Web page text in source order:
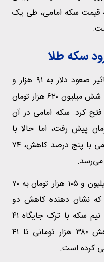
قیمت سکه امامی، طی یک
سکه طلا
قیمت سکه روز ۲۱ اسفند تحت تاثیر صعود دلار به ۹۱ هزار و
۳۶۵ تومان و با همدستی طلا که تا شش میلیون ۶۲۰ هزار تومان
فتح کرد. سکه امامی در آن
و ۴۳۵ هزار تومان پیش رفت، اما حالا با
گذشت نزدیک یک هفته، سکه امامی با پنج درصد کاهش، ۷۴
قیمت سکه طرح قدیم نیز از ۷۳ میلیون و ۱۰۵ هزار تومان به ۷۰
رسیده که نشان دهنده کاهش دو
میلیون و ۵۲۵ هزار تومانی است. نیم سکه با ترک جایگاه ۴۱
میلیون و ۹۶۰ هزار تومان، با کاهش ۳۸۰ هزار تومانی تا ۴۱